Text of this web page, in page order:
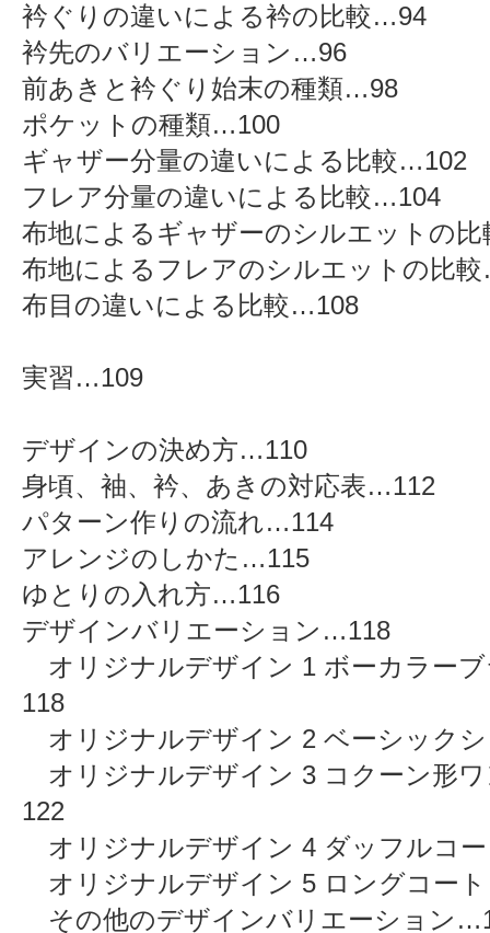
衿ぐりの違いによる衿の比較…94
衿先のバリエーション…96
前あきと衿ぐり始末の種類…98
ポケットの種類…100
ギャザー分量の違いによる比較…102
フレア分量の違いによる比較…104
布地によるギャザーのシルエットの
布地によるフレアのシルエットの比
布目の違いによる比較…108
実習…109
デザインの決め方…110
身頃、袖、衿、あきの対応表…112
パターン作りの流れ…114
アレンジのしかた…115
ゆとりの入れ方…116
デザインバリエーション…118
オリジナルデザイン 1 ボーカラー
118
オリジナルデザイン 2 ベーシック
オリジナルデザイン 3 コクーン形
122
オリジナルデザイン 4 ダッフルコ
オリジナルデザイン 5 ロングコー
その他のデザインバリエーション